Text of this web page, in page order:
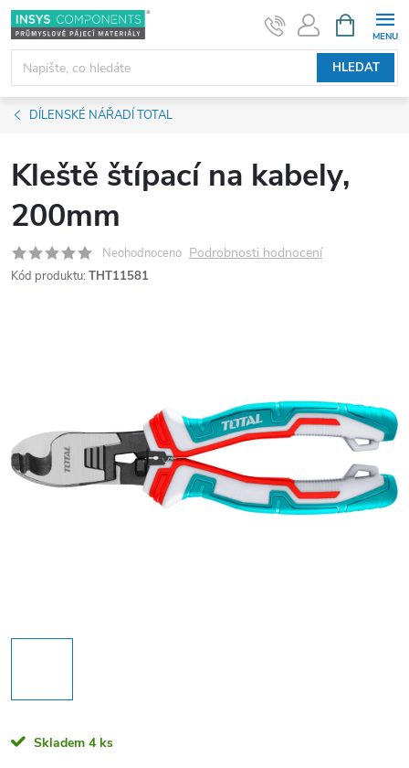
Přejít
na
obsah
HLEDAT
NÁKUPNÍ
KOŠÍK
DÍLENSKÉ NÁŘADÍ TOTAL
Kleště štípací na kabely,
200mm
Neohodnoceno Podrobnosti hodnocení
Kód produktu: THT11581
Skladem 4 ks